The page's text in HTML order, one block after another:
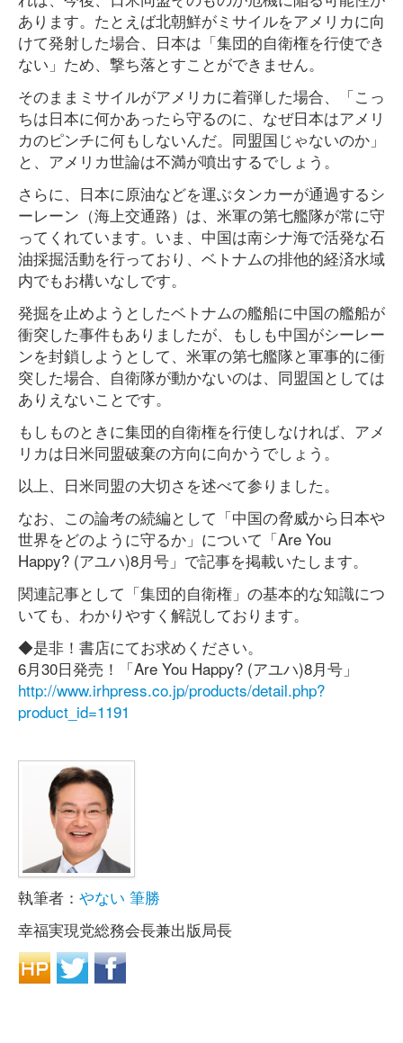
あります。たとえば北朝鮮がミサイルをアメリカに向
けて発射した場合、日本は「集団的自衛権を行使でき
ない」ため、撃ち落とすことができません。
そのままミサイルがアメリカに着弾した場合、「こっ
ちは日本に何かあったら守るのに、なぜ日本はアメリ
カのピンチに何もしないんだ。同盟国じゃないのか」
と、アメリカ世論は不満が噴出するでしょう。
さらに、日本に原油などを運ぶタンカーが通過するシ
ーレーン（海上交通路）は、米軍の第七艦隊が常に守
ってくれています。いま、中国は南シナ海で活発な石
油採掘活動を行っており、ベトナムの排他的経済水域
内でもお構いなしです。
発掘を止めようとしたベトナムの艦船に中国の艦船が
衝突した事件もありましたが、もしも中国がシーレー
ンを封鎖しようとして、米軍の第七艦隊と軍事的に衝
突した場合、自衛隊が動かないのは、同盟国としては
ありえないことです。
もしものときに集団的自衛権を行使しなければ、アメ
リカは日米同盟破棄の方向に向かうでしょう。
以上、日米同盟の大切さを述べて参りました。
なお、この論考の続編として「中国の脅威から日本や
世界をどのように守るか」について「Are You
Happy? (アユハ)8月号」で記事を掲載いたします。
関連記事として「集団的自衛権」の基本的な知識につ
いても、わかりやすく解説しております。
◆是非！書店にてお求めください。
6月30日発売！「Are You Happy? (アユハ)8月号」
http://www.irhpress.co.jp/products/detail.php?
product_id=1191
執筆者： やない 筆勝
幸福実現党総務会長兼出版局長